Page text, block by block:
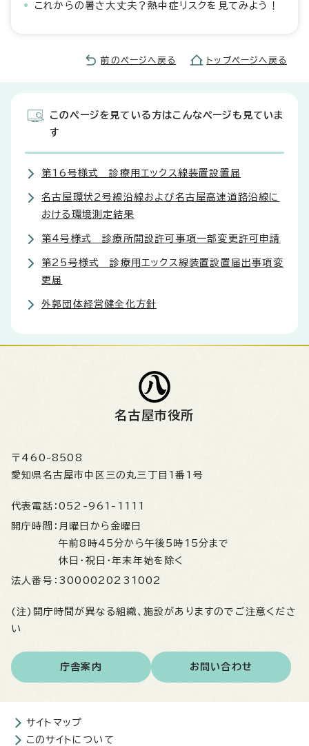
これからの暑さ大丈夫？熱中症リスクを見てみよう！
前のページへ戻る トップページへ戻る
このページを見ている方はこんなページも見ていま
す
第16号様式 診療用エックス線装置設置届
名古屋環状2号線沿線および名古屋高速道路沿線に
おける環境測定結果
第4号様式 診療所開設許可事項一部変更許可申請
第25号様式 診療用エックス線装置設置届出事項変
更届
外郭団体経営健全化方針
名古屋市役所
〒460-8508
愛知県名古屋市中区三の丸三丁目1番1号
代表電話： 052-961-1111
開庁時間： 月曜日から金曜日
午前8時45分から午後5時15分まで
休日・祝日・年末年始を除く
法人番号： 3000020231002
(注)開庁時間が異なる組織、施設がありますのでご注意くださ
い
庁舎案内 お問い合わせ
サイトマップ
このサイトについて